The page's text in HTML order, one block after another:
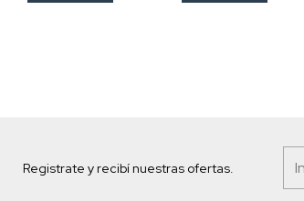
Registrate y recibí nuestras ofertas.